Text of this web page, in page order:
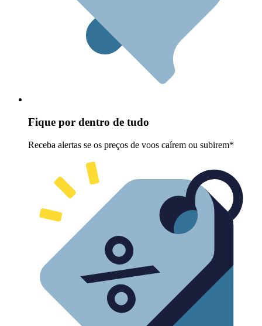
Fique por dentro de tudo
Receba alertas se os preços de voos caírem ou subirem*